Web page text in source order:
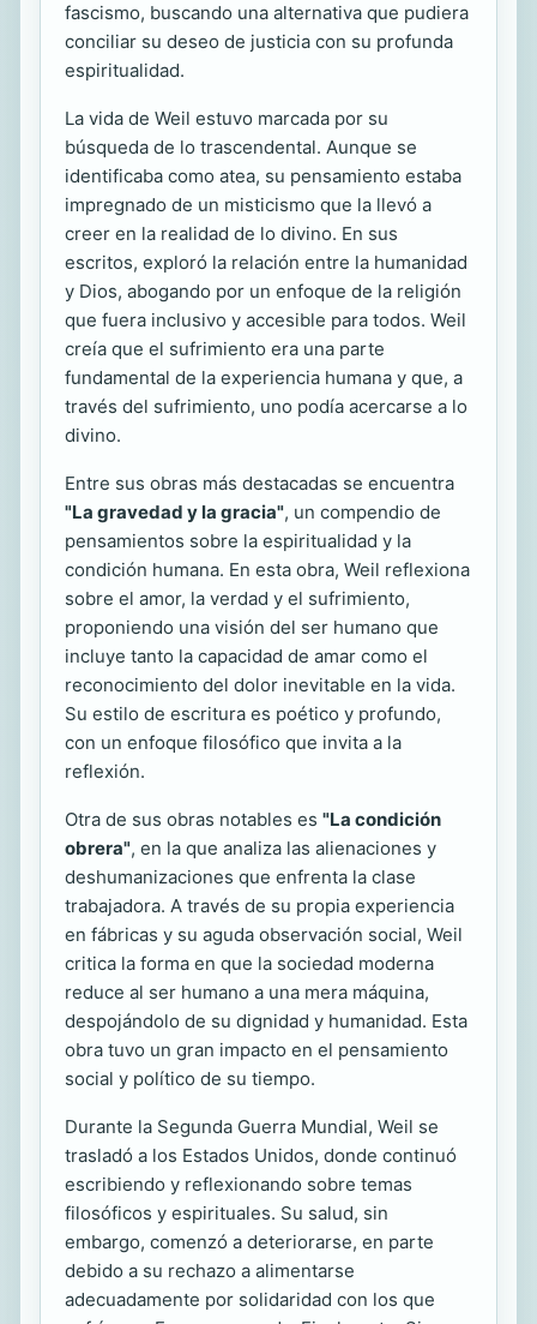
fascismo, buscando una alternativa que pudiera
conciliar su deseo de justicia con su profunda
espiritualidad.
La vida de Weil estuvo marcada por su
búsqueda de lo trascendental. Aunque se
identificaba como atea, su pensamiento estaba
impregnado de un misticismo que la llevó a
creer en la realidad de lo divino. En sus
escritos, exploró la relación entre la humanidad
y Dios, abogando por un enfoque de la religión
que fuera inclusivo y accesible para todos. Weil
creía que el sufrimiento era una parte
fundamental de la experiencia humana y que, a
través del sufrimiento, uno podía acercarse a lo
divino.
Entre sus obras más destacadas se encuentra
"La gravedad y la gracia", un compendio de
pensamientos sobre la espiritualidad y la
condición humana. En esta obra, Weil reflexiona
sobre el amor, la verdad y el sufrimiento,
proponiendo una visión del ser humano que
incluye tanto la capacidad de amar como el
reconocimiento del dolor inevitable en la vida.
Su estilo de escritura es poético y profundo,
con un enfoque filosófico que invita a la
reflexión.
Otra de sus obras notables es "La condición
obrera", en la que analiza las alienaciones y
deshumanizaciones que enfrenta la clase
trabajadora. A través de su propia experiencia
en fábricas y su aguda observación social, Weil
critica la forma en que la sociedad moderna
reduce al ser humano a una mera máquina,
despojándolo de su dignidad y humanidad. Esta
obra tuvo un gran impacto en el pensamiento
social y político de su tiempo.
Durante la Segunda Guerra Mundial, Weil se
trasladó a los Estados Unidos, donde continuó
escribiendo y reflexionando sobre temas
filosóficos y espirituales. Su salud, sin
embargo, comenzó a deteriorarse, en parte
debido a su rechazo a alimentarse
adecuadamente por solidaridad con los que